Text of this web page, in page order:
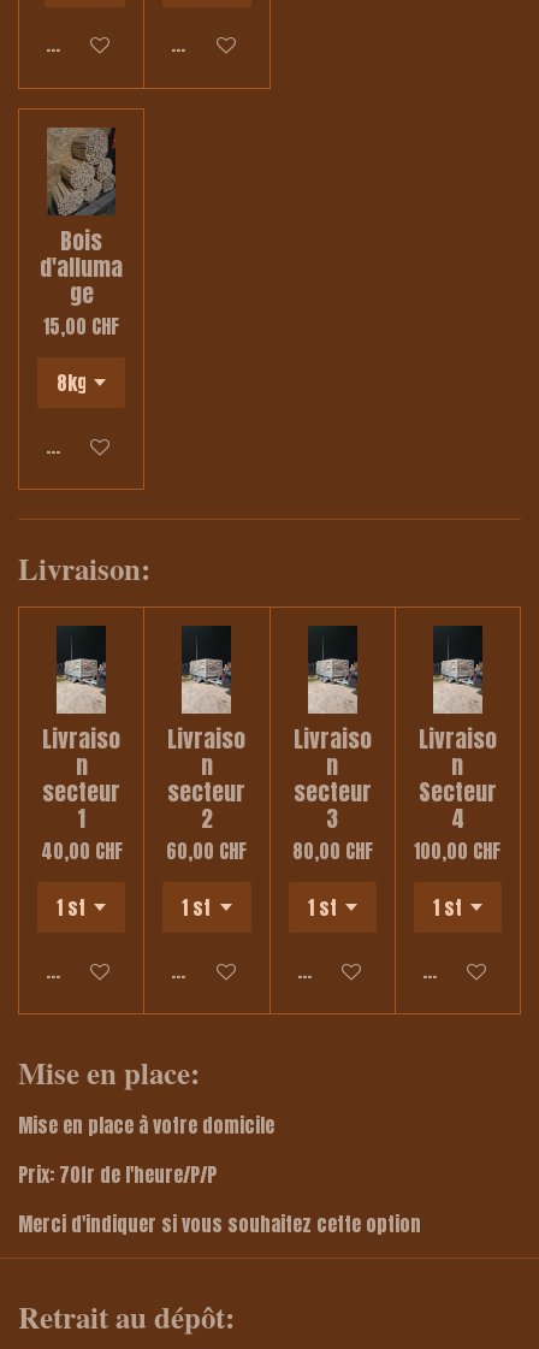
Ajouter au panierAjouter au panier
Bois
d'alluma
ge
15,00 CHF
Ajouter au panier
Livraison:
Livraiso
n
secteur
1
40,00 CHF
Ajouter au panier
Livraiso
n
secteur
2
60,00 CHF
Ajouter au panier
Livraiso
n
secteur
3
80,00 CHF
Ajouter au panier
Livraiso
n
Secteur
4
100,00 CHF
Ajouter au
Mise en place:
Mise en place à votre domicile
Prix: 70fr de l'heure/P/P
Merci d'indiquer si vous souhaitez cette option
Retrait au dépôt: